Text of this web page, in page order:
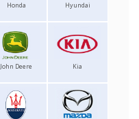
Honda Hyundai
John Deere Kia